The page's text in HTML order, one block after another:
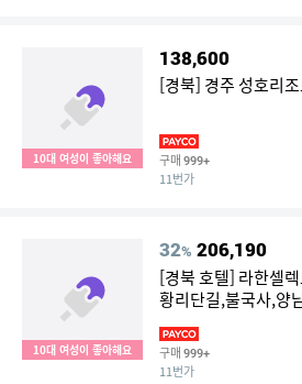
10대 여성이 좋아해요
138,600
[경북] 경주 성호리
구매 999+
11번가
10대 여성이 좋아해요
32% 206,190
[경북 호텔] 라한셀
황리단길,불국사,양
구매 999+
11번가